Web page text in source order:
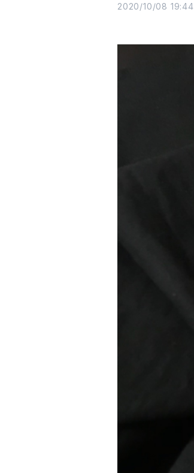
2020/10/08 19:44